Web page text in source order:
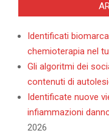
Identificati
chemioterapia nel
Gli algoritmi dei
contenuti di
Identificate nuove
infiammazioni
2026